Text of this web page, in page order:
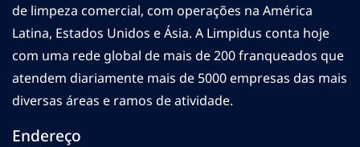
de limpeza comercial, com operações na América
Latina, Estados Unidos e Ásia. A Limpidus conta hoje
com uma rede global de mais de 200 franqueados que
atendem diariamente mais de 5000 empresas das mais
diversas áreas e ramos de atividade.
Endereço